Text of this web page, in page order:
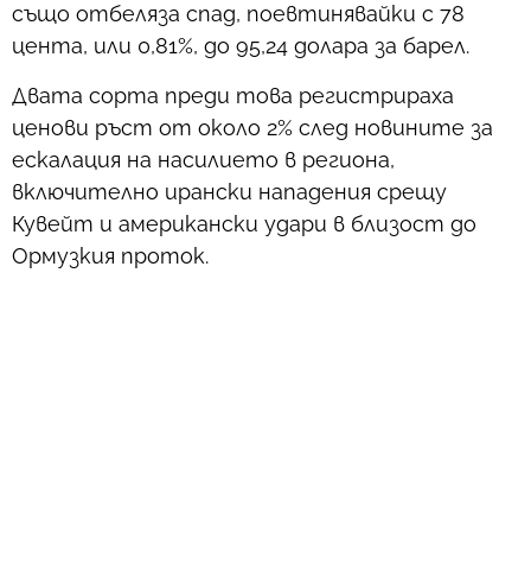
също отбеляза спад, поевтинявайки с 78
цента, или 0,81%, до 95,24 долара за барел.
Двата сорта преди това регистрираха
ценови ръст от около 2% след новините за
ескалация на насилието в региона,
включително ирански нападения срещу
Кувейт и американски удари в близост до
Ормузкия проток.